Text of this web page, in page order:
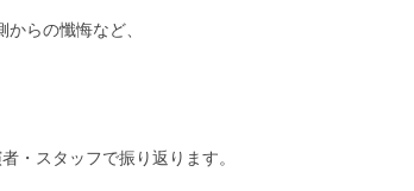
らの懺悔など、
・スタッフで振り返ります。